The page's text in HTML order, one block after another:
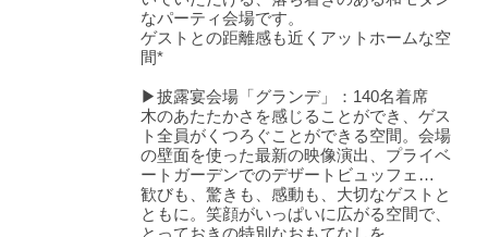
なパーティ会場です。
ゲストとの距離感も近くアットホームな空
間*
▶披露宴会場「グランデ」：140名着席
木のあたたかさを感じることができ、ゲス
ト全員がくつろぐことができる空間。会場
の壁面を使った最新の映像演出、プライベ
ートガーデンでのデザートビュッフェ…
歓びも、驚きも、感動も、大切なゲストと
ともに。笑顔がいっぱいに広がる空間で、